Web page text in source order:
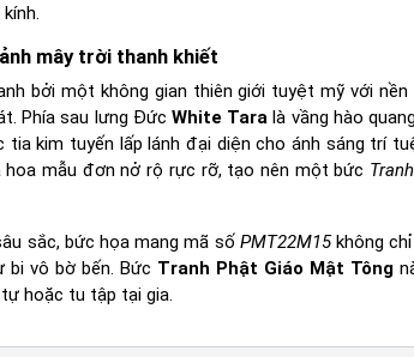
mây trời thanh khiết
bởi một không gian thiên giới tuyệt mỹ với
Phía sau lưng Đức White Tara là vầng hào
kim tuyến lấp lánh đại diện cho ánh sáng trí
mẫu đơn nở rộ rực rỡ, tạo nên một bức
sắc, bức họa mang mã số PMT22M15không
vô bờ bến. Bức Tranh Phật Giáo Mật Tông
hoặc tu tập tại gia.